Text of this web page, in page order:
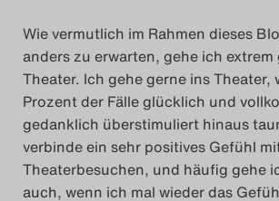
Search
Wie vermutlich im Rahmen dieses
anders zu erwarten, gehe ich extrem
Theater. Ich gehe gerne ins Theater,
Prozent der Fälle glücklich und
gedanklich überstimuliert hinaus
verbinde ein sehr positives Gefühl
Theaterbesuchen, und häufig gehe
auch, wenn ich mal wieder das